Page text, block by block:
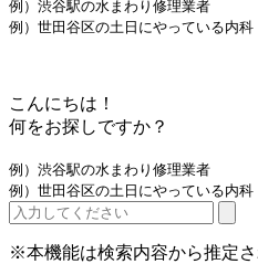
例）渋谷駅の水まわり修理業者
例）世田谷区の土日にやっている内科
こんにちは！
何をお探しですか？
例）渋谷駅の水まわり修理業者
例）世田谷区の土日にやっている内科
※本機能は検索内容から推定さ